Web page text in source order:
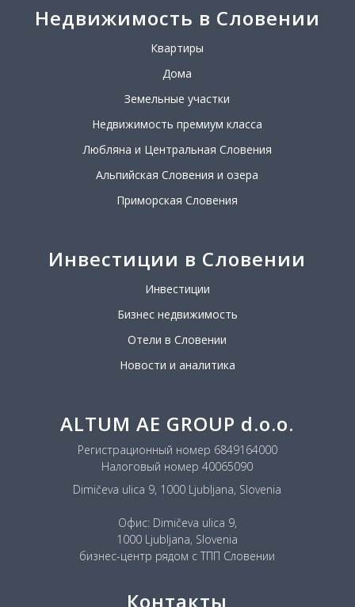
Недвижимость в Словении
Квартиры
Дома
Земельные участки
Недвижимость премиум класса
Любляна и Центральная Словения
Альпийская Словения и озера
Приморская Словения
Инвестиции в Словении
Инвестиции
Бизнес недвижимость
Отели в Словении
Новости и аналитика
ALTUM AE GROUP d.o.o.
Регистрационный номер 6849164000
Налоговый номер 40065090
Dimičeva ulica 9, 1000 Ljubljana, Slovenia
Офис: Dimičeva ulica 9,
1000 Ljubljana, Slovenia
бизнес-центр рядом с ТПП Словении
Контакты